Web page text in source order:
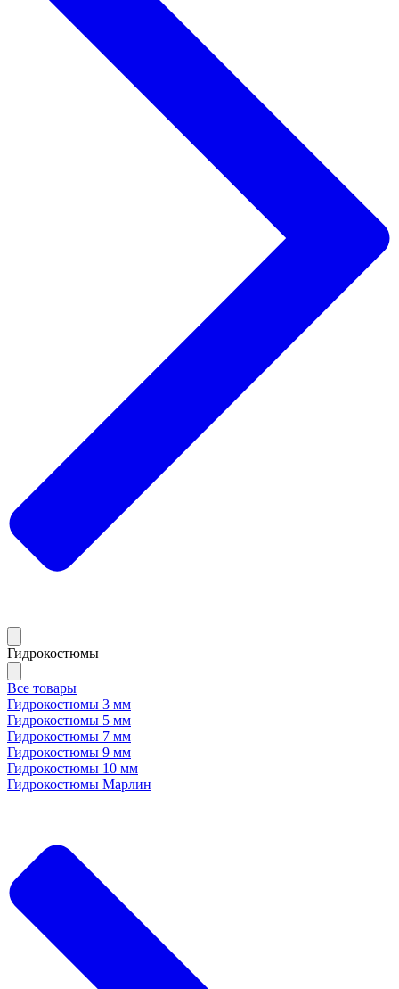
Гидрокостюмы
Все товары
Гидрокостюмы 3 мм
Гидрокостюмы 5 мм
Гидрокостюмы 7 мм
Гидрокостюмы 9 мм
Гидрокостюмы 10 мм
Гидрокостюмы Марлин